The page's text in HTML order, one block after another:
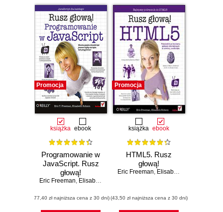
Promocja
książka ebook
Programowanie w
JavaScript. Rusz
głową!
Eric Freeman, Elisabeth Robson
(77,40 zł najniższa cena z 30 dni)
Promocja
książka ebook
HTML5. Rusz
głową!
Eric Freeman, Elisabeth Robson
(43,50 zł najniższa cena z 30 dni)